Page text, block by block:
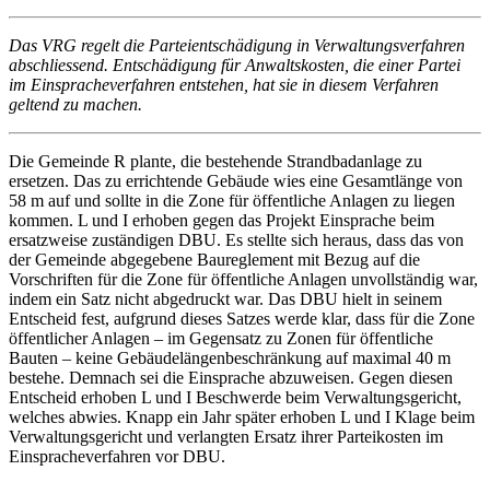
Das VRG regelt die Parteientschädigung in Verwaltungsverfahren
abschliessend. Entschädigung für Anwaltskosten, die einer Partei
im Einspracheverfahren entstehen, hat sie in diesem Verfahren
geltend zu machen.
Die Gemeinde R plante, die bestehende Strandbadanlage zu
ersetzen. Das zu errichtende Gebäude wies eine Gesamtlänge von
58 m auf und sollte in die Zone für öffentliche Anlagen zu liegen
kommen. L und I erhoben gegen das Projekt Einsprache beim
ersatzweise zuständigen DBU. Es stellte sich heraus, dass das von
der Gemeinde abgegebene Baureglement mit Bezug auf die
Vorschriften für die Zone für öffentliche Anlagen unvollständig war,
indem ein Satz nicht abgedruckt war. Das DBU hielt in seinem
Entscheid fest, aufgrund dieses Satzes werde klar, dass für die Zone
öffentlicher Anlagen – im Gegensatz zu Zonen für öffentliche
Bauten – keine Gebäudelängenbeschränkung auf maximal 40 m
bestehe. Demnach sei die Einsprache abzuweisen. Gegen diesen
Entscheid erhoben L und I Beschwerde beim Verwaltungsgericht,
welches abwies. Knapp ein Jahr später erhoben L und I Klage beim
Verwaltungsgericht und verlangten Ersatz ihrer Parteikosten im
Einspracheverfahren vor DBU.